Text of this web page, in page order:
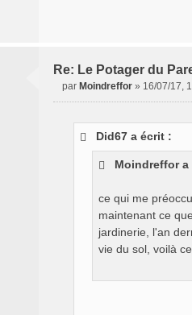
Re: Le Potager du
par Moindreffor » 16/07/17,
Did67 a écrit :
Moindreffor a
ce qui me
maintenant ce
jardinerie, l'an
vie du sol, voilà